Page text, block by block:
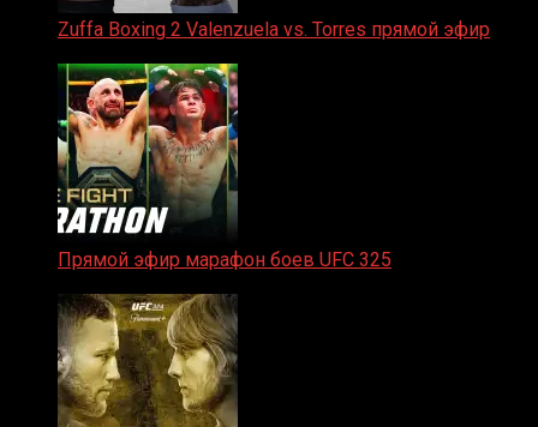
Zuffa Boxing 2 Valenzuela vs. Torres прямой эфир
Прямой эфир марафон боев UFC 325